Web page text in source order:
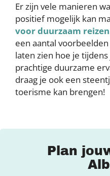
Er zijn vele manieren
positief mogelijk kan
voor duurzaam reizen
een aantal
laten zien hoe je
prachtige duurzame
draag je ook een
toerisme kan brengen!
Plan